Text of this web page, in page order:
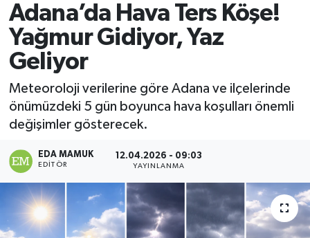
Adana’da Hava Ters Köşe!
Yağmur Gidiyor, Yaz
Geliyor
Meteoroloji verilerine göre Adana ve ilçelerinde
önümüzdeki 5 gün boyunca hava koşulları önemli
değişimler gösterecek.
EDA MAMUK
EDITÖR
12.04.2026 - 09:03
YAYINLANMA